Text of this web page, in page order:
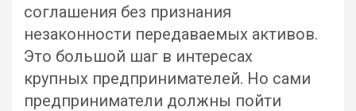
соглашения без признания
незаконности передаваемых активов.
Это большой шаг в интересах
крупных предпринимателей. Но сами
предприниматели должны пойти